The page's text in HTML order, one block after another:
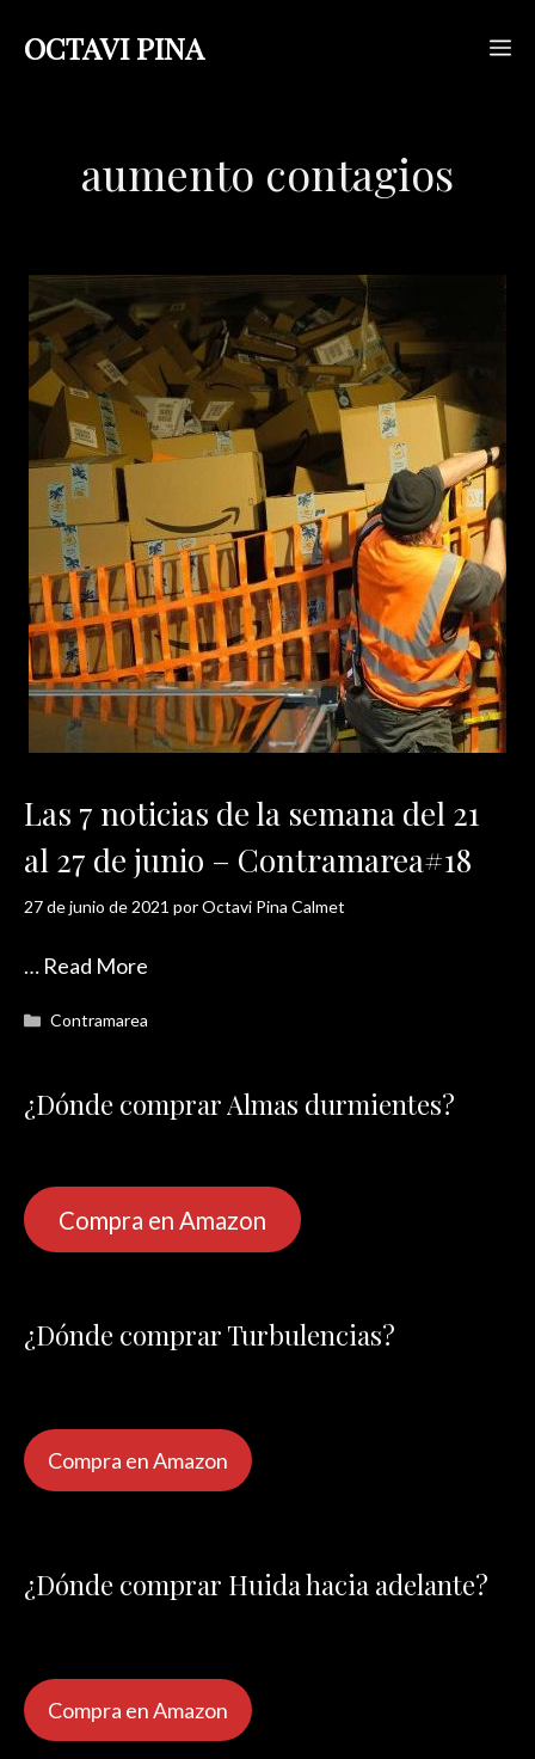
OCTAVI PINA
aumento contagios
Las 7 noticias de la semana del 21
al 27 de junio – Contramarea#18
27 de junio de 2021 porOctavi Pina Calmet
… Read More
Categorías
Contramarea
¿Dónde comprar Almas durmientes?
Compra en Amazon
¿Dónde comprar Turbulencias?
Compra en Amazon
¿Dónde comprar Huida hacia adelante?
Compra en Amazon